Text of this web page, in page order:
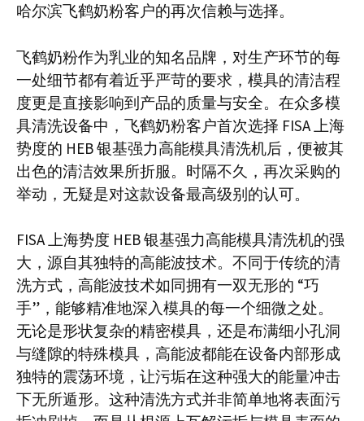
哈尔滨飞鹤奶粉客户的再次信赖与选择。​
飞鹤奶粉作为乳业的知名品牌，对生产环节的每
一处细节都有着近乎严苛的要求，模具的清洁程
度更是直接影响到产品的质量与安全。在众多模
具清洗设备中，飞鹤奶粉客户首次选择 FISA 上海
势度的 HEB 银基强力高能模具清洗机后，便被其
出色的清洁效果所折服。时隔不久，再次采购的
举动，无疑是对这款设备最高级别的认可。​
FISA 上海势度 HEB 银基强力高能模具清洗机的强
大，源自其独特的高能波技术。不同于传统的清
洗方式，高能波技术如同拥有一双无形的 “巧
手”，能够精准地深入模具的每一个细微之处。
无论是形状复杂的精密模具，还是布满细小孔洞
与缝隙的特殊模具，高能波都能在设备内部形成
独特的震荡环境，让污垢在这种强大的能量冲击
下无所遁形。这种清洗方式并非简单地将表面污